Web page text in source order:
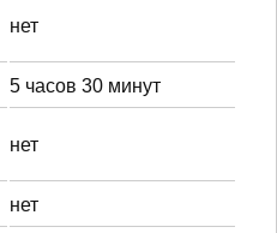
нет
5 часов 30 минут
нет
нет